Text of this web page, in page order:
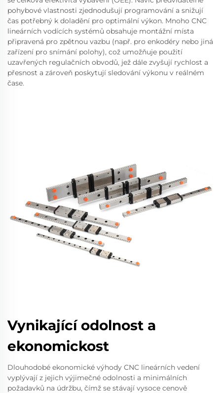
pohybové vlastnosti zjednodušují programování a snižují
čas potřebný k doladění pro optimální výkon. Mnoho CNC
lineárních vodících systémů obsahuje montážní místa
připravená pro zpětnou vazbu (např. pro enkodéry nebo jiná
zařízení pro snímání polohy), což umožňuje použití
uzavřených regulačních obvodů, jež dále zvyšují rychlost a
přesnost a zároveň poskytují sledování výkonu v reálném
čase.
Vynikající odolnost a
ekonomickost
Dlouhodobé ekonomické výhody CNC lineárních vedení
vyplývají z jejich výjimečné odolnosti a minimálních
požadavků na údržbu, čímž se stávají vysoce cenově